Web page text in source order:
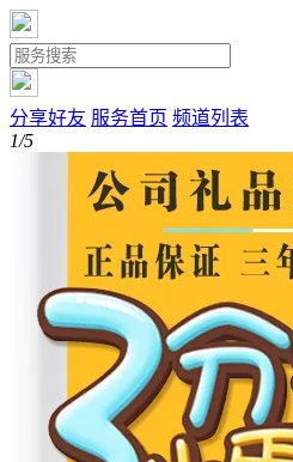
分享好友 服务首页 频道列表
1/5